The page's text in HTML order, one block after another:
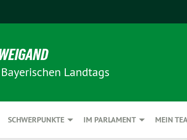
Landtags
SCHWERPUNKTE IM PARLAMENT MEIN